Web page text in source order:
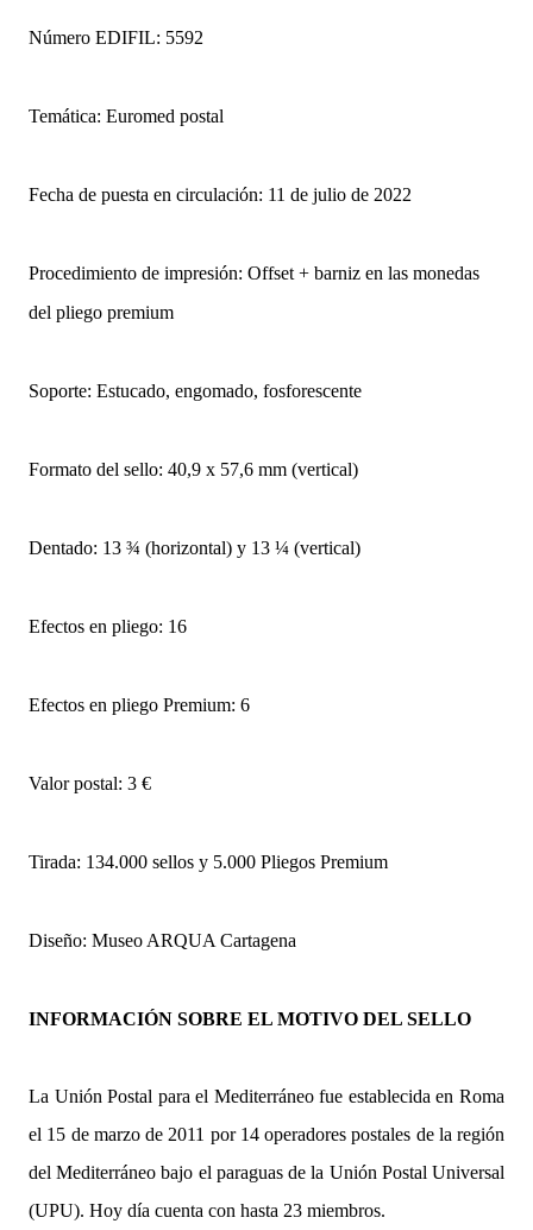
Número EDIFIL: 5592
Temática: Euromed postal
Fecha de puesta en circulación: 11 de julio de 2022
Procedimiento de impresión: Offset + barniz en las monedas
del pliego premium
Soporte: Estucado, engomado, fosforescente
Formato del sello: 40,9 x 57,6 mm (vertical)
Dentado: 13 ¾ (horizontal) y 13 ¼ (vertical)
Efectos en pliego: 16
Efectos en pliego Premium: 6
Valor postal: 3 €
Tirada: 134.000 sellos y 5.000 Pliegos Premium
Diseño: Museo ARQUA Cartagena
INFORMACIÓN SOBRE EL MOTIVO DEL SELLO
La Unión Postal para el Mediterráneo fue establecida en Roma
el 15 de marzo de 2011 por 14 operadores postales de la región
del Mediterráneo bajo el paraguas de la Unión Postal Universal
(UPU). Hoy día cuenta con hasta 23 miembros.